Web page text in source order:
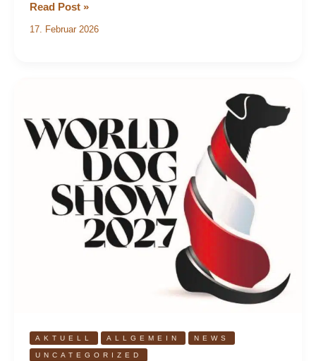
Read Post »
17. Februar 2026
AKTUELL ALLGEMEIN NEWS
UNCATEGORIZED
Show
2027